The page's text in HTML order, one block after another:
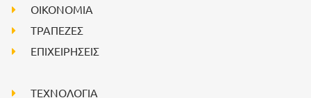
ΟΙΚΟΝΟΜΙΑ
ΤΡΑΠΕΖΕΣ
ΕΠΙΧΕΙΡΗΣΕΙΣ
ΤΕΧΝΟΛΟΓΙΑ